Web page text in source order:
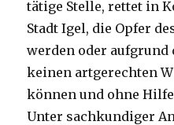
tätige Stelle, rettet in
Stadt Igel, die Opfer
werden oder
keinen artgerechten
können und ohne
Unter sachkundiger